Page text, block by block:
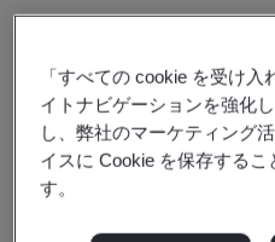
Baoshan Iron & Steel
No. 885, Fujin Road
Baoshan District
「すべての cookie を受け
イトナビゲーションを強化
し、弊社のマーケティング
イスに Cookie を保存する
す。